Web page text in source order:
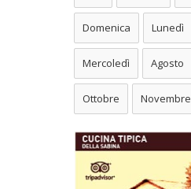
Domenica Lunedì
Mercoledì Agosto
Ottobre Novembre